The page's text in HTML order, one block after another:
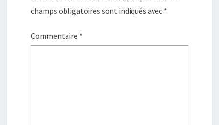
champs obligatoires sont indiqués avec *
Commentaire *